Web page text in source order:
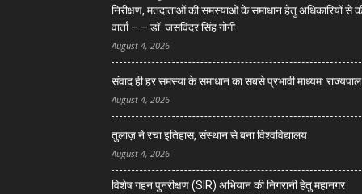
निरीक्षण, मतदाताओं की समस्याओं के समाधान हेतु अधिकारियों से
वार्ता – – डॉ. जसविंदर सिंह गोगी
August 4, 2026
संवाद ही हर समस्या के समाधान का सबसे प्रभावी माध्यम: राज्यपाल
August 4, 2026
तुलाज़ ने रचा इतिहास, संस्थान से बना विश्वविद्यालय
August 4, 2026
विशेष गहन पुनरीक्षण (SIR) अभियान की निगरानी हेतु महानगर